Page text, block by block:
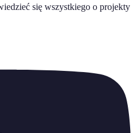
się wszystkiego o projekty